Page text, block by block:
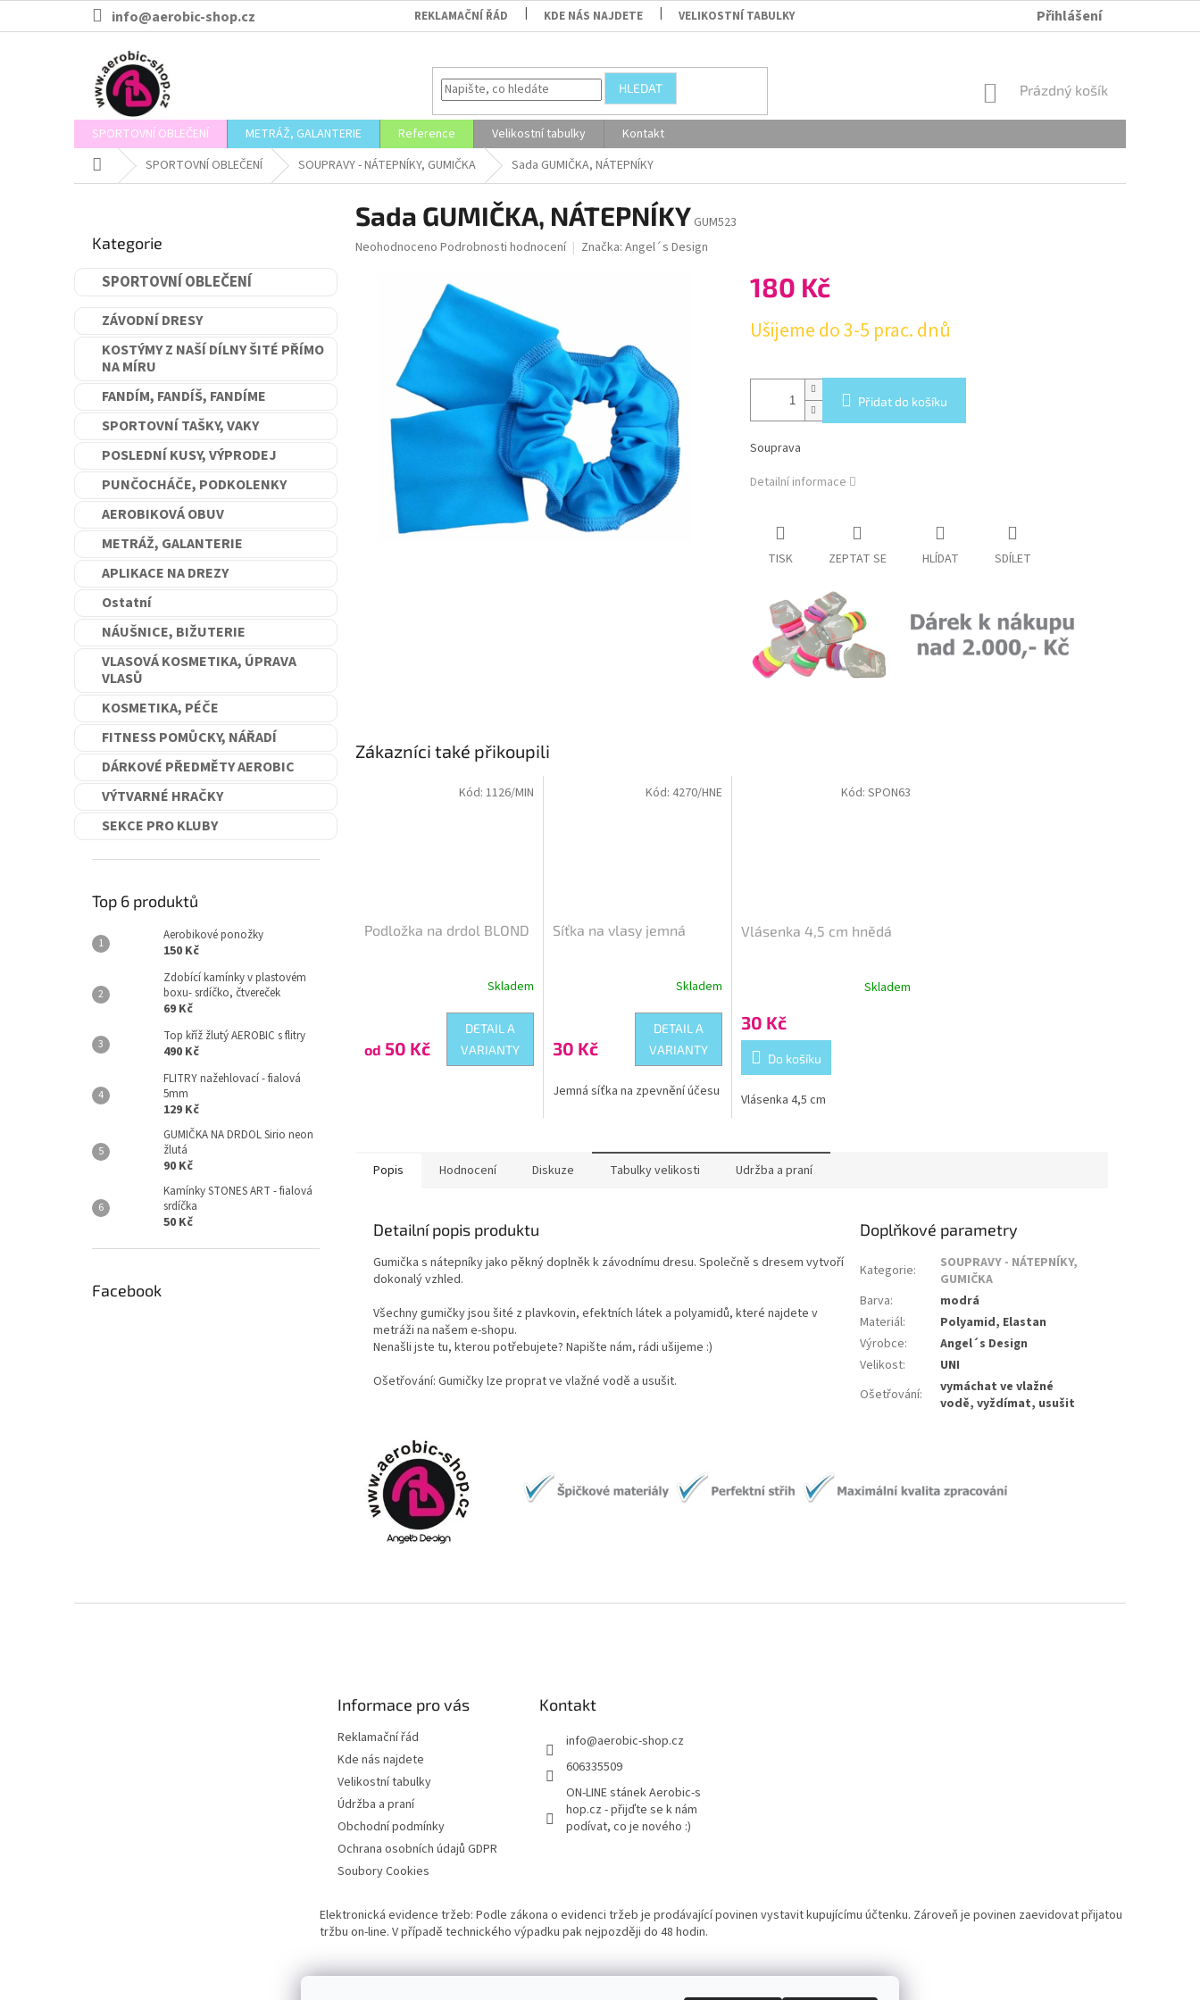
info@aerobic-shop.cz REKLAMAČNÍ ŘÁD KDE NÁS NAJDETE VELIKOSTNÍ TABULKY OBCHODNÍ PODMÍNKY
Přihlášení
HLEDAT
NÁKUPNÍ
Prázdný košík
SPORTOVNÍ OBLEČENÍ METRÁŽ, GALANTERIE Reference Velikostní tabulky
Kontakt
Domů SPORTOVNÍ OBLEČENÍ SOUPRAVY - NÁTEPNÍKY, GUMIČKA Sada GUMIČKA, NÁTEPNÍKY
kategorie
Kategorie
SPORTOVNÍ OBLEČENÍ
ZÁVODNÍ DRESY
KOSTÝMY Z NAŠÍ DÍLNY ŠITÉ PŘÍMO
NA MÍRU
FANDÍM, FANDÍŠ, FANDÍME
SPORTOVNÍ TAŠKY, VAKY
POSLEDNÍ KUSY, VÝPRODEJ
PUNČOCHÁČE, PODKOLENKY
AEROBIKOVÁ OBUV
METRÁŽ, GALANTERIE
APLIKACE NA DREZY
Ostatní
NÁUŠNICE, BIŽUTERIE
VLASOVÁ KOSMETIKA, ÚPRAVA
VLASŮ
KOSMETIKA, PÉČE
FITNESS POMŮCKY, NÁŘADÍ
DÁRKOVÉ PŘEDMĚTY AEROBIC
VÝTVARNÉ HRAČKY
SEKCE PRO KLUBY
Top 6 produktů
Aerobikové ponožky
150 Kč
Zdobící kamínky v plastovém
boxu- srdíčko, čtvereček
69 Kč
Top kříž žlutý AEROBIC s flitry
490 Kč
FLITRY nažehlovací - fialová
5mm
129 Kč
GUMIČKA NA DRDOL Sirio neon
žlutá
90 Kč
Kamínky STONES ART - fialová
srdíčka
50 Kč
Facebook
Sada GUMIČKA, NÁTEPNÍKY GUM523
Průměrné
hvězdiček.
Neohodnoceno Podrobnosti hodnocení Značka: Angel´s Design
180 Kč
cena:
Ušijeme do 3-5 prac. dnů
Přidat do košíku
Souprava
Detailní informace
TISK ZEPTAT SE HLÍDAT SDÍLET
Zákazníci také přikoupili
Podložka na drdol BLOND
Skladem
od 50 Kč
DETAIL A
VARIANTY
Kód: 1126/MIN
Síťka na vlasy jemná
je
5,0
5
Skladem
30 Kč
DETAIL A
VARIANTY
Jemná síťka na zpevnění účesu
Kód: 4270/HNE
Vlásenka 4,5 cm hnědá
Skladem
30 Kč
Do košíku
Vlásenka 4,5 cm
Kód:SPON63
Popis Hodnocení Diskuze Tabulky velikosti Udržba a praní
Detailní popis produktu
Gumička s nátepníky jako pěkný doplněk k závodnímu dresu. Společně s dresem vytvoří
dokonalý vzhled.
Všechny gumičky jsou šité z plavkovin, efektních látek a polyamidů, které najdete v
metráži na našem e-shopu.
Nenašli jste tu, kterou potřebujete? Napište nám, rádi ušijeme :)
Ošetřování: Gumičky lze proprat ve vlažné vodě a usušit.
Doplňkové parametry
Kategorie:
SOUPRAVY - NÁTEPNÍKY,
GUMIČKA
Barva:
modrá
Materiál:
Polyamid, Elastan
Výrobce:
Angel´s Design
Velikost:
UNI
Ošetřování:
vymáchat ve vlažné
vodě, vyždímat, usušit
Informace pro vás
Reklamační řád
Kde nás najdete
Velikostní tabulky
Údržba a praní
Obchodní podmínky
Ochrana osobních údajů GDPR
Soubory Cookies
Kontakt
info@aerobic-shop.cz
606335509
ON-LINE stánek Aerobic-s
hop.cz - přijďte se k nám
podívat, co je nového :)
Elektronická evidence tržeb: Podle zákona o evidenci tržeb je prodávající povinen vystavit kupujícímu účtenku. Zároveň je povinen zaevidovat přijatou
tržbu on-line. V případě technického výpadku pak nejpozději do 48 hodin.